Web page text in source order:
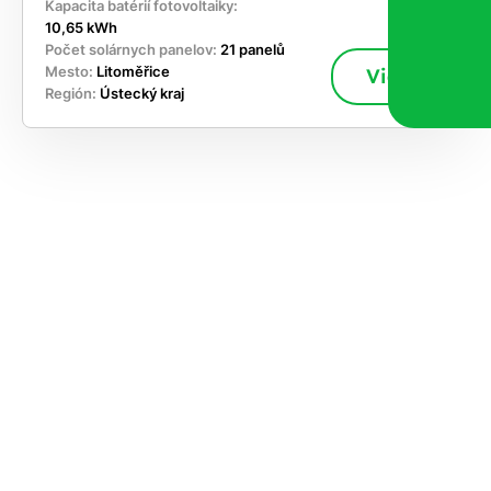
Kapacita batérií fotovoltaiky:
10,65 kWh
Počet solárnych panelov: 21 panelů
Mesto: Litoměřice
Región: Ústecký kraj
Viac